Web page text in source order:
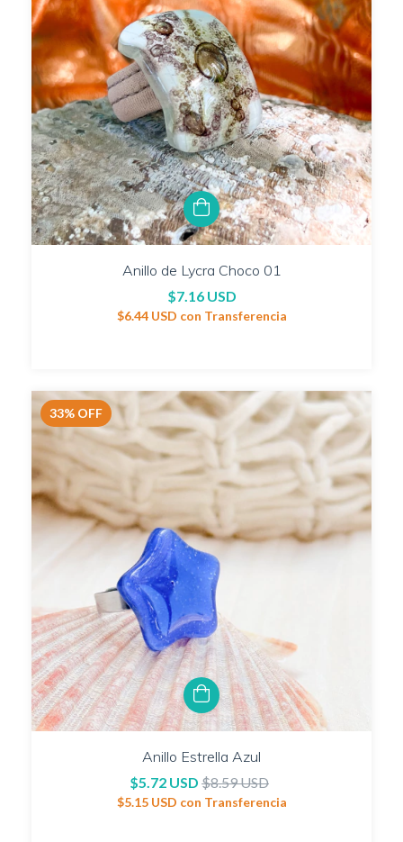
Anillo de Lycra Choco 01
$7.16 USD
$6.44 USD con Transferencia
33% OFF
Anillo Estrella Azul
$5.72 USD $8.59 USD
$5.15 USD con Transferencia